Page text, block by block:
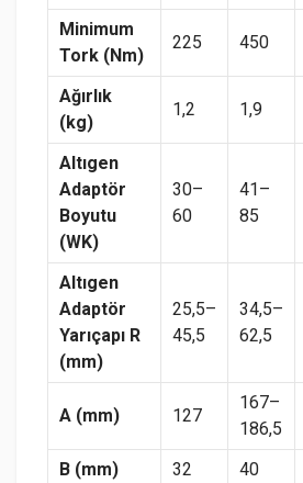
Minimum
Tork (Nm)
225 450
Ağırlık
(kg)
1,2 1,9
Altıgen
Adaptör
Boyutu
(WK)
30–
60
41–
85
Altıgen
Adaptör
Yarıçapı R
(mm)
25,5–
45,5
34,5–
62,5
A (mm) 127
167–
186,5
B (mm)
32 40